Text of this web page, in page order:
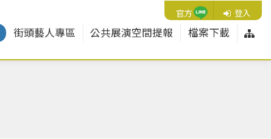
官方Line 登入
街頭藝人專區 公共展演空間提報 檔案下載 網